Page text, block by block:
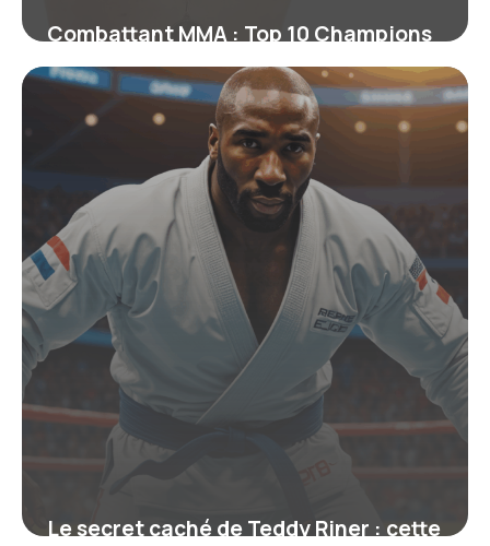
Combattant MMA : Top 10 Champions
Actuels 2026
Le secret caché de Teddy Riner : cette